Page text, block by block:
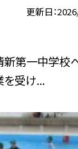
更新日
新第一中学校
を受け...